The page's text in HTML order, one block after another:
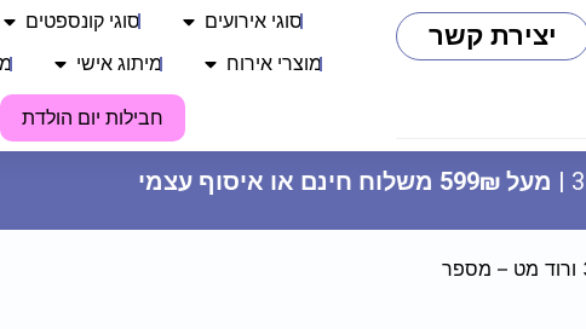
יצירת קשר סוגי אירועים סוגי קונספטים
מוצרי אירוח מיתוג אישי
חבילות יום הולדת
מעל 599₪ משלוח חינם או איסוף עצמי
/ בלון מיילר 34 ורוד מט – מספר